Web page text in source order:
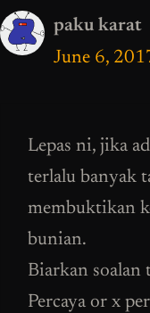
paku karat
June 6,
Lepas ni, jika
terlalu banyak
membuktikan
bunian.
Biarkan soalan
Percaya or x